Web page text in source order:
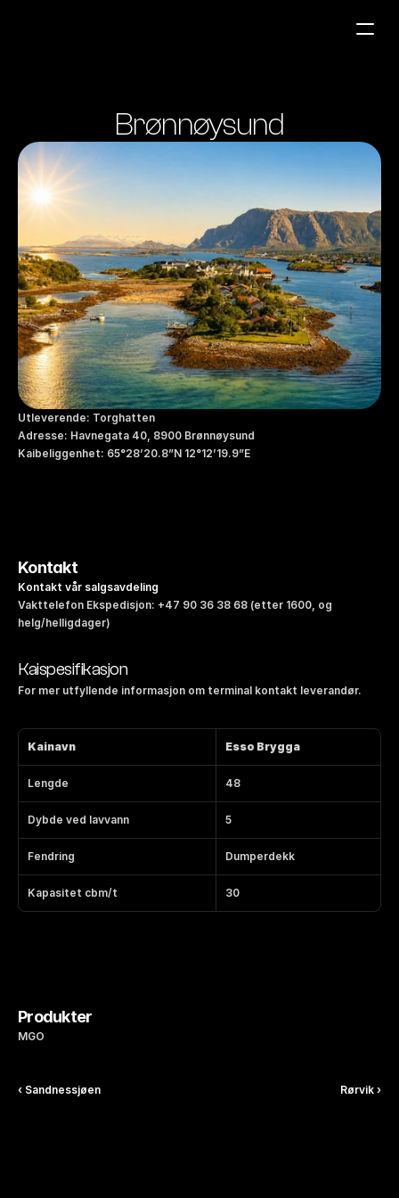
Marine
Tankingskort
Våre Produkter
Om Selskapet
Bærekraft
NO|EN
Kontakt oss
Brønnøysund
Utleverende: Torghatten
Adresse: Havnegata 40, 8900 Brønnøysund
Kaibeliggenhet: 65°28’20.8”N 12°12’19.9”E
Kontakt
Kontakt vår salgsavdeling
Vakttelefon Ekspedisjon: +47 90 36 38 68 (etter 1600, og
helg/helligdager)
Kaispesifikasjon
For mer utfyllende informasjon om terminal kontakt leverandør.
Kainavn Esso Brygga
Lengde 48
Dybde ved lavvann 5
Fendring Dumperdekk
Kapasitet cbm/t 30
Produkter
MGO
‹ Sandnessjøen Rørvik ›